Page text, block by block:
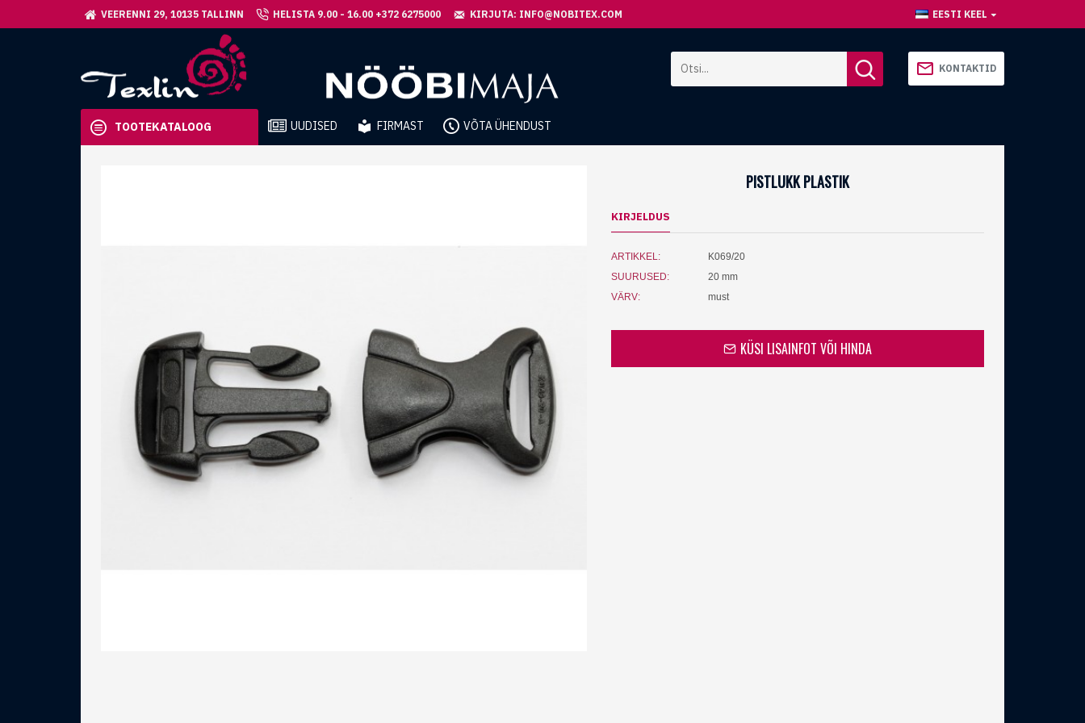
VEERENNI 29, 10135 TALLINN HELISTA 9.00 - 16.00 +372 6275000 KIRJUTA: INFO@NOBITEX.COM EESTI KEEL
KONTAKTID
TOOTEKATALOOG UUDISED FIRMAST VÕTA ÜHENDUST
PISTLUKK PLASTIK
KIRJELDUS
ARTIKKEL:
K069/20
SUURUSED:
20 mm
VÄRV:
must
KÜSI LISAINFOT VÕI HINDA